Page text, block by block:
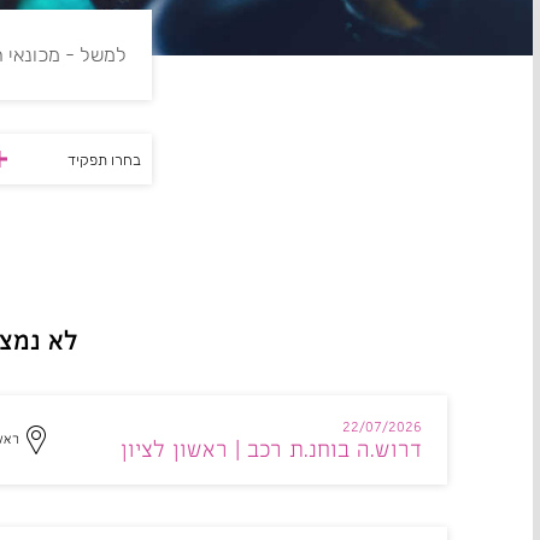
בחרו תפקיד
לא
22/07/2026
דרוש.ה בוחנ.ת רכב | ראשון לציון